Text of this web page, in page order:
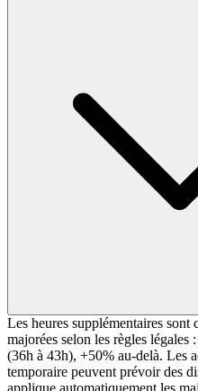
Les heures supplémentaires sont
majorées selon les règles
(36h à 43h), +50% au-delà. Les
temporaire peuvent prévoir des
applique automatiquement les